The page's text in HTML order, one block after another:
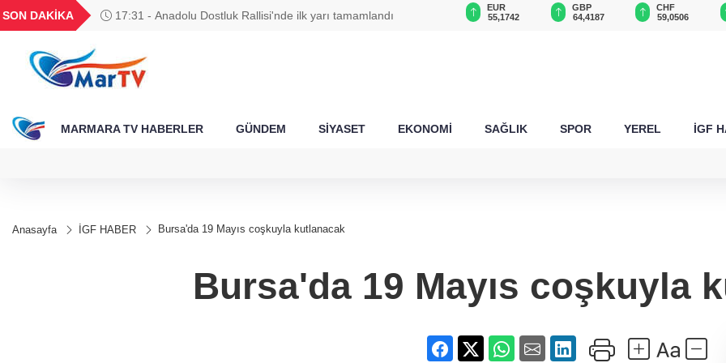
SON DAKİKA 17:31 - Anadolu Dostluk Rallisi'nde ilk yarı tamamlandı
BGN
27,9743
0,0018
6.670,96
13.779,39
EUR
55,1742
GBP
64,4187
CHF
59,0506
MARMARA TV HABERLER GÜNDEM SİYASET EKONOMİ SAĞLIK SPOR YEREL İGF
Anasayfa İGF HABER Bursa'da 19 Mayıs coşkuyla kutlanacak
Bursa'da 19 Mayıs coşkuyla